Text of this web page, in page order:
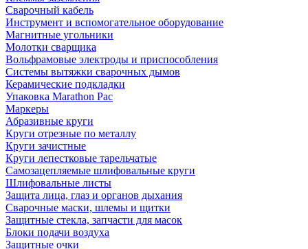
Сварочный кабель
Инструмент и вспомогательное оборудование
Магнитные угольники
Молотки сварщика
Вольфрамовые электроды и приспособления
Системы вытяжки сварочных дымов
Керамические подкладки
Упаковка Marathon Pac
Маркеры
Абразивные круги
Круги отрезные по металлу
Круги зачистные
Круги лепестковые тарельчатые
Самозацепляемые шлифовальные круги
Шлифовальные листы
Защита лица, глаз и органов дыхания
Сварочные маски, шлемы и щитки
Защитные стекла, запчасти для масок
Блоки подачи воздуха
Защитные очки